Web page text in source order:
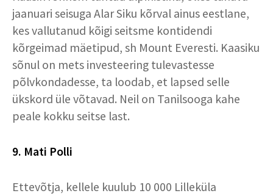
jaanuari seisuga Alar Siku kõrval ainus eestlane,
kes vallutanud kõigi seitsme kontidendi
kõrgeimad mäetipud, sh Mount Everesti. Kaasiku
sõnul on mets investeering tulevastesse
põlvkondadesse, ta loodab, et lapsed selle
ükskord üle võtavad. Neil on Tanilsooga kahe
peale kokku seitse last.
9. Mati Polli
Ettevõtja, kellele kuulub 10 000 Lilleküla